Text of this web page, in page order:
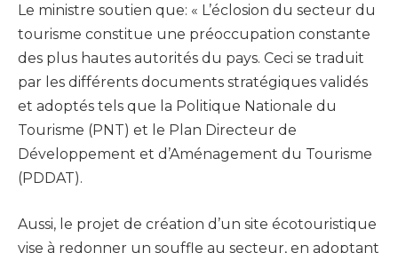
Le ministre soutien que: « L’éclosion du secteur du
tourisme constitue une préoccupation constante
des plus hautes autorités du pays. Ceci se traduit
par les différents documents stratégiques validés
et adoptés tels que la Politique Nationale du
Tourisme (PNT) et le Plan Directeur de
Développement et d’Aménagement du Tourisme
(PDDAT).
Aussi, le projet de création d’un site écotouristique
vise à redonner un souffle au secteur, en adoptant